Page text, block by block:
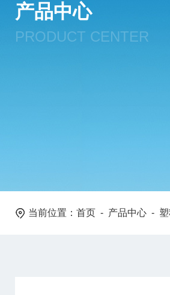
产品中心
PRODUCT CENTER
当前位置： 首页 - 产品中心 -